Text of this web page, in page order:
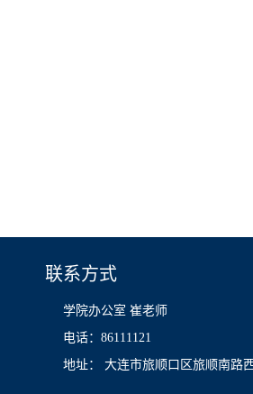
联系方式
学院办公室 崔老师
电话：86111121
地址： 大连市旅顺口区旅顺南路